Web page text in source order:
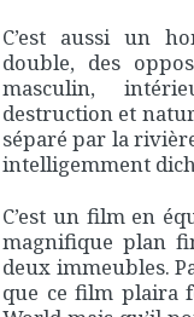
C’est aussi un
double, des
masculin,
destruction et
séparé par la
intelligemment
C’est un film en
magnifique plan
deux immeubles.
que ce film plaira